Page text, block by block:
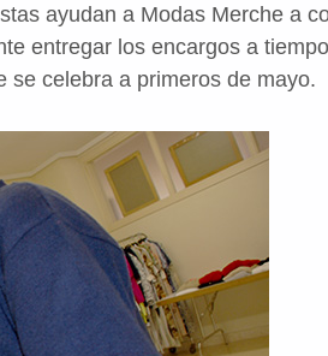
ayudan a Modas Merche a
entregar los encargos a
se celebra a primeros de mayo.